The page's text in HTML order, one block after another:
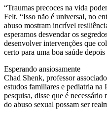
“Traumas precoces na vida
Felt. “Isso não é universal, no
abuso mostram incrível
esperamos desvendar os
desenvolver intervenções que
certo para uma boa saúde
Esperando ansiosamente
Chad Shenk, professor
estudos familiares e pediatria na
pesquisa, disse que é
do abuso sexual possam ser